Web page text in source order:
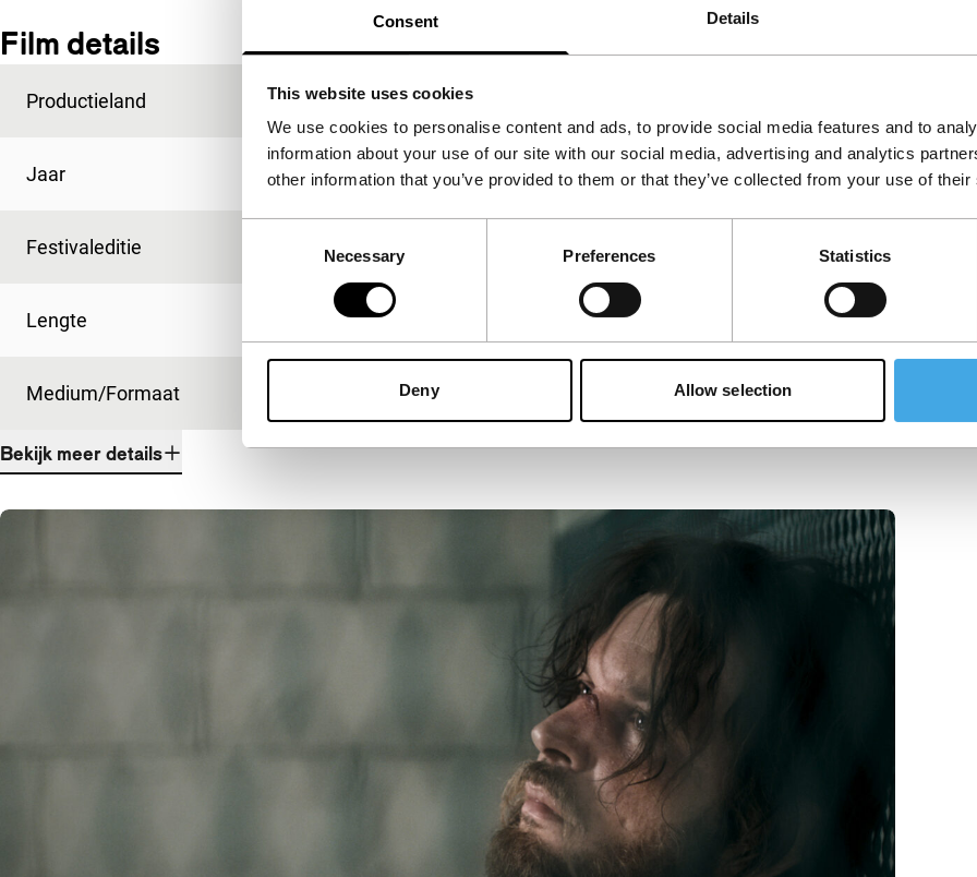
Consent Details
This website uses cookies
We use cookies to personalise content and ads, to provide social media features and to
information about your use of our site with our social media, advertising and analytics
other information that you’ve provided to them or that they’ve collected from your use of
Necessary Preferences Statistics
Deny Allow selection
Film details
Productieland Duitsland
Jaar 2013
Festivaleditie IFFR 2013
Lengte
Medium/Formaat
Bekijk meer details